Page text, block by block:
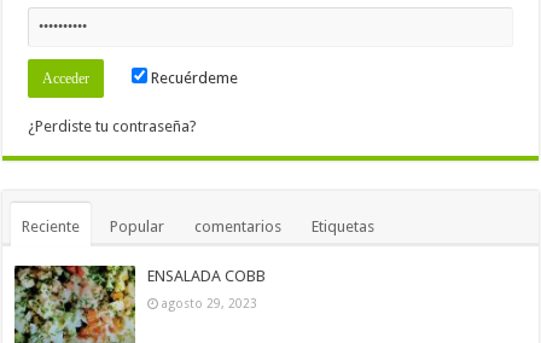
Recuérdeme
¿Perdiste tu contraseña?
Reciente Popular comentarios Etiquetas
ENSALADA COBB
agosto 29, 2023